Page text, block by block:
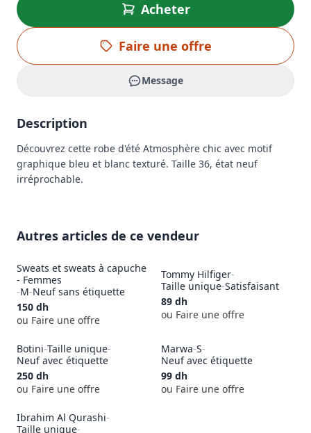
Acheter
Faire une offre
Message
Description
Découvrez cette robe d'été Atmosphère chic avec motif
graphique bleu et blanc texturé. Taille 36, état neuf
irréprochable.
Autres articles de ce vendeur
Sweats et sweats à capuche
- Femmes
-M-Neuf sans étiquette
150 dh
ou Faire une offre
Tommy Hilfiger-
Taille unique-Satisfaisant
89 dh
ou Faire une offre
Botini-Taille unique-
Neuf avec étiquette
250 dh
ou Faire une offre
Marwa-S-
Neuf avec étiquette
99 dh
ou Faire une offre
Ibrahim Al Qurashi-
Taille unique-